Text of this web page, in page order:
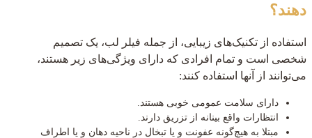
دهند؟
استفاده از تکنیک‌های زیبایی، از جمله فیلر لب، یک تصمیم
شخصی است و تمام افرادی که دارای ویژگی‌های زیر هستند،
می‌توانند از آنها استفاده کنند:
دارای سلامت عمومی خوبی هستند.
انتظارات واقع بینانه از تزریق دارند.
مبتلا به هیچ‌گونه عفونت و یا تبخال در ناحیه دهان و یا اطراف